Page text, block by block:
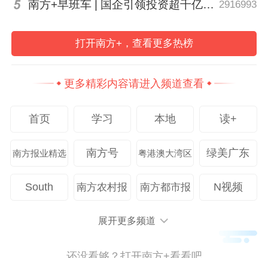
南方+早班车 | 国企引领投资超千亿！广东现代化海洋牧场建设提速 2916993
打开南方+，查看更多热榜
更多精彩内容请进入频道查看
首页 学习 本地 读+
南方报业精选 南方号 粤港澳大湾区 绿美广东
South 南方农村报 南方都市报 N视频
展开更多频道